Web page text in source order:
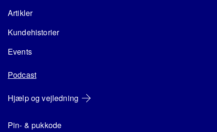
Artikler
Kundehistorier
Events
Podcast
Hjælp og vejledning
Pin- & pukkode